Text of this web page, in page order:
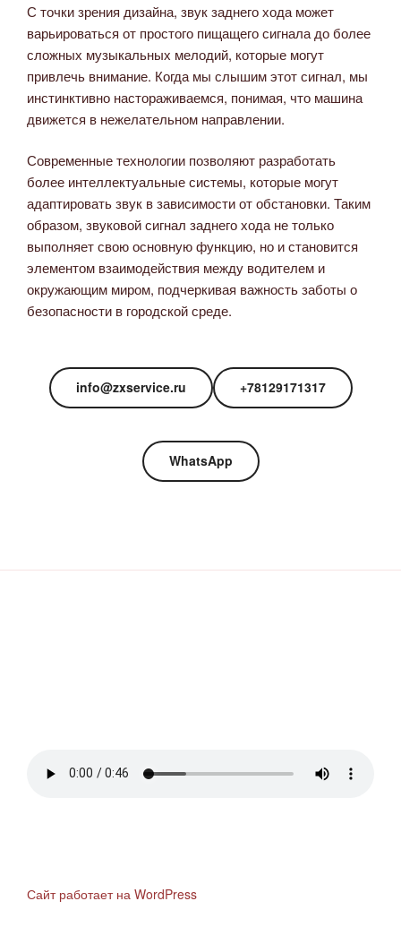
С точки зрения дизайна, звук заднего хода может
варьироваться от простого пищащего сигнала до более
сложных музыкальных мелодий, которые могут
привлечь внимание. Когда мы слышим этот сигнал, мы
инстинктивно настораживаемся, понимая, что машина
движется в нежелательном направлении.
Современные технологии позволяют разработать
более интеллектуальные системы, которые могут
адаптировать звук в зависимости от обстановки. Таким
образом, звуковой сигнал заднего хода не только
выполняет свою основную функцию, но и становится
элементом взаимодействия между водителем и
окружающим миром, подчеркивая важность заботы о
безопасности в городской среде.
info@zxservice.ru +78129171317
WhatsApp
Сайт работает на WordPress